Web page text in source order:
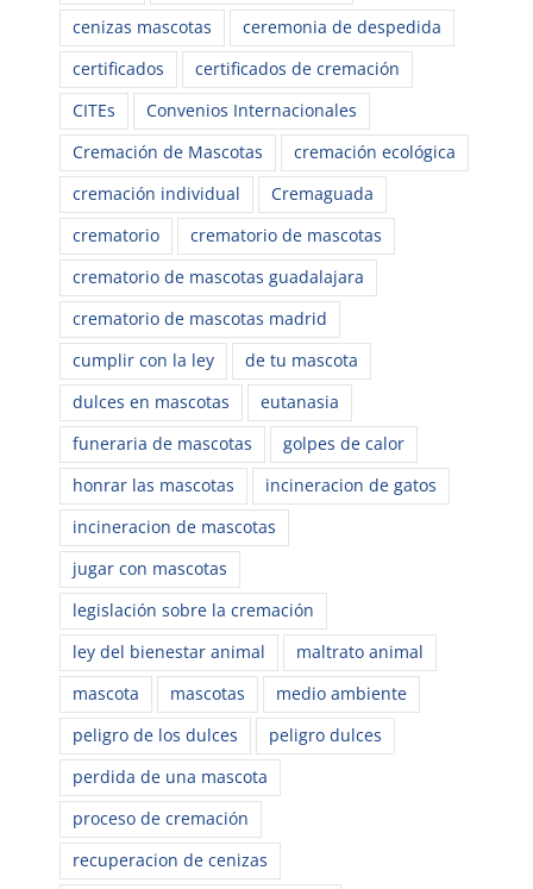
cenizas mascotas
ceremonia de despedida
certificados
certificados de cremación
CITEs
Convenios Internacionales
Cremación de Mascotas
cremación ecológica
cremación individual
Cremaguada
crematorio
crematorio de mascotas
crematorio de mascotas guadalajara
crematorio de mascotas madrid
cumplir con la ley
de tu mascota
dulces en mascotas
eutanasia
funeraria de mascotas
golpes de calor
honrar las mascotas
incineracion de gatos
incineracion de mascotas
jugar con mascotas
legislación sobre la cremación
ley del bienestar animal
maltrato animal
mascota
mascotas
medio ambiente
peligro de los dulces
peligro dulces
perdida de una mascota
proceso de cremación
recuperacion de cenizas